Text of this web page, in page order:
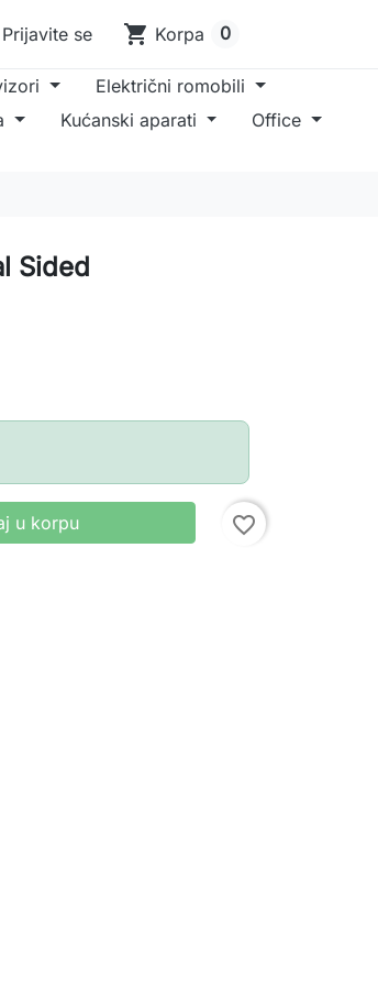
Prijavite se shopping_cart Korpa 0
Električni romobili
Kućanski aparati
Office
Sided
u korpu favorite_border